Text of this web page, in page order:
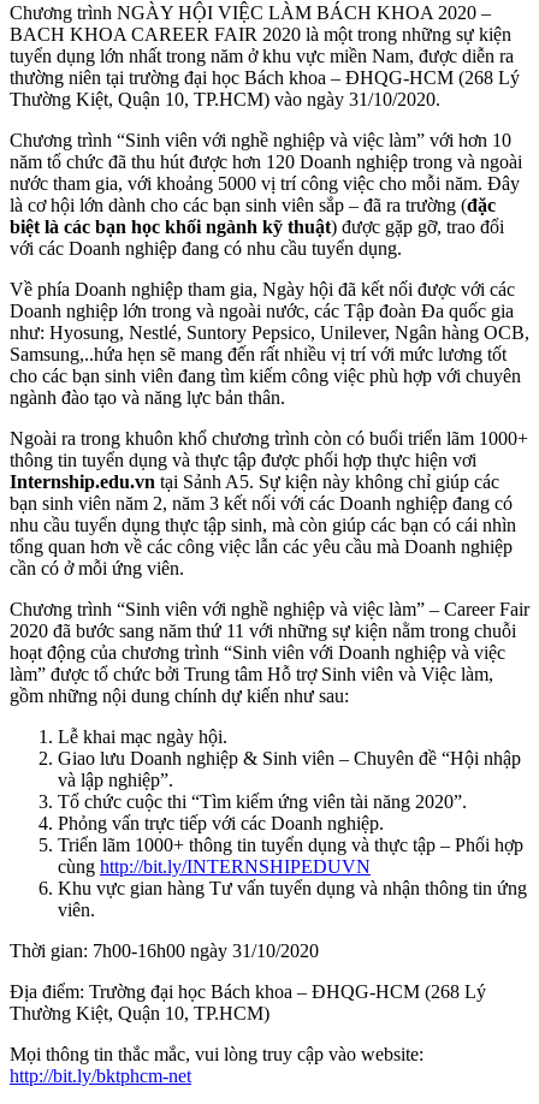
Chương trình NGÀY HỘI VIỆC LÀM BÁCH KHOA 2020 –
BACH KHOA CAREER FAIR 2020 là một trong những sự kiện
tuyển dụng lớn nhất trong năm ở khu vực miền Nam, được diễn ra
thường niên tại trường đại học Bách khoa – ĐHQG-HCM (268 Lý
Thường Kiệt, Quận 10, TP.HCM) vào ngày 31/10/2020.
Chương trình “Sinh viên với nghề nghiệp và việc làm” với hơn 10
năm tổ chức đã thu hút được hơn 120 Doanh nghiệp trong và ngoài
nước tham gia, với khoảng 5000 vị trí công việc cho mỗi năm. Đây
là cơ hội lớn dành cho các bạn sinh viên sắp – đã ra trường (đặc
biệt là các bạn học khối ngành kỹ thuật) được gặp gỡ, trao đổi
với các Doanh nghiệp đang có nhu cầu tuyển dụng.
Về phía Doanh nghiệp tham gia, Ngày hội đã kết nối được với các
Doanh nghiệp lớn trong và ngoài nước, các Tập đoàn Đa quốc gia
như: Hyosung, Nestlé, Suntory Pepsico, Unilever, Ngân hàng OCB,
Samsung,..hứa hẹn sẽ mang đến rất nhiều vị trí với mức lương tốt
cho các bạn sinh viên đang tìm kiếm công việc phù hợp với chuyên
ngành đào tạo và năng lực bản thân.
Ngoài ra trong khuôn khổ chương trình còn có buổi triển lãm 1000+
thông tin tuyển dụng và thực tập được phối hợp thực hiện vơi
Internship.edu.vn tại Sảnh A5. Sự kiện này không chỉ giúp các
bạn sinh viên năm 2, năm 3 kết nối với các Doanh nghiệp đang có
nhu cầu tuyển dụng thực tập sinh, mà còn giúp các bạn có cái nhìn
tổng quan hơn về các công việc lẫn các yêu cầu mà Doanh nghiệp
cần có ở mỗi ứng viên.
Chương trình “Sinh viên với nghề nghiệp và việc làm” – Career Fair
2020 đã bước sang năm thứ 11 với những sự kiện nằm trong chuỗi
hoạt động của chương trình “Sinh viên với Doanh nghiệp và việc
làm” được tổ chức bởi Trung tâm Hỗ trợ Sinh viên và Việc làm,
gồm những nội dung chính dự kiến như sau:
Lễ khai mạc ngày hội.
Giao lưu Doanh nghiệp & Sinh viên – Chuyên đề “Hội nhập
và lập nghiệp”.
Tổ chức cuộc thi “Tìm kiếm ứng viên tài năng 2020”.
Phỏng vấn trực tiếp với các Doanh nghiệp.
Triển lãm 1000+ thông tin tuyển dụng và thực tập – Phối hợp
cùng http://bit.ly/INTERNSHIPEDUVN
Khu vực gian hàng Tư vấn tuyển dụng và nhận thông tin ứng
viên.
Thời gian: 7h00-16h00 ngày 31/10/2020
Địa điểm: Trường đại học Bách khoa – ĐHQG-HCM (268 Lý
Thường Kiệt, Quận 10, TP.HCM)
Mọi thông tin thắc mắc, vui lòng truy cập vào website:
http://bit.ly/bktphcm-net